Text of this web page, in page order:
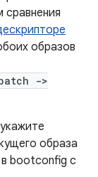
сравнения
образов
->
образа
bootconfig с